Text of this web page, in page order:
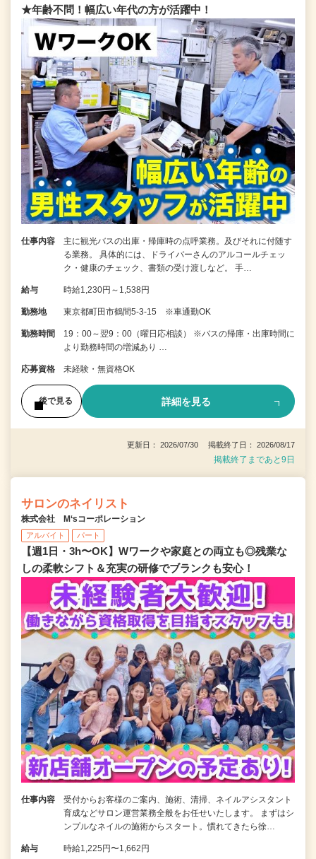
★年齢不問！幅広い年代の方が活躍中！
仕事内容
主に観光バスの出庫・帰庫時の点呼業務。及びそれに付随す
る業務。 具体的には、ドライバーさんのアルコールチェッ
ク・健康のチェック、書類の受け渡しなど。 手…
給与 時給1,230円～1,538円
勤務地 東京都町田市鶴間5-3-15 ※車通勤OK
勤務時間
19：00～翌9：00（曜日応相談） ※バスの帰庫・出庫時間に
より勤務時間の増減あり …
応募資格 未経験・無資格OK
後で見る 詳細を見る
更新日： 2026/07/30 掲載終了日： 2026/08/17
掲載終了まであと9日
サロンのネイリスト
株式会社 M‘sコーポレーション
アルバイト パート
【週1日・3h〜OK】Wワークや家庭との両立も◎残業な
しの柔軟シフト＆充実の研修でブランクも安心！
仕事内容
受付からお客様のご案内、施術、清掃、ネイルアシスタント
育成などサロン運営業務全般をお任せいたします。 まずはシ
ンプルなネイルの施術からスタート。慣れてきたら徐…
給与 時給1,225円〜1,662円